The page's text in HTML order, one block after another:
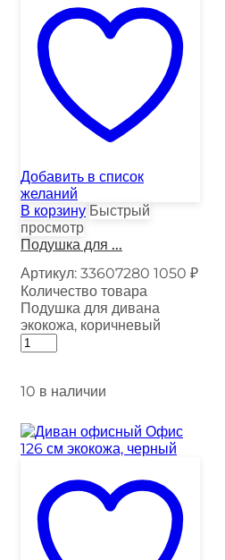
Добавить в список
желаний
В корзину Быстрый
просмотр
Подушка для ...
Артикул: 33607280 1050 ₽
Количество товара
Подушка для дивана
экокожа, коричневый
10 в наличии